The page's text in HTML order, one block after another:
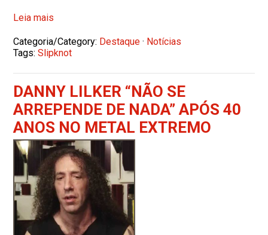
Leia mais
Categoria/Category: Destaque · Notícias
Tags:Slipknot
DANNY LILKER “NÃO SE
ARREPENDE DE NADA” APÓS 40
ANOS NO METAL EXTREMO